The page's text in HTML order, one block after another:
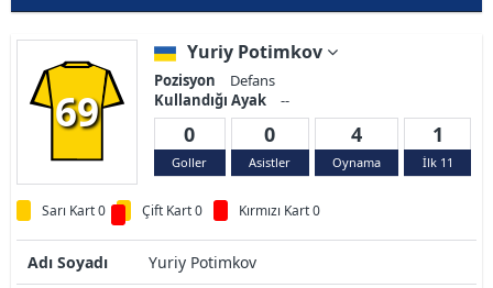
69
Yuriy Potimkov
Pozisyon
Defans
Kullandığı Ayak
--
0
Goller
0
Asistler
4
Oynama
1
İlk 11
Sarı Kart 0 Çift Kart 0 Kırmızı Kart 0
Adı Soyadı Yuriy Potimkov